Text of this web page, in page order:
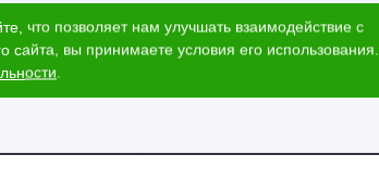
что позволяет нам улучшать взаимодействие с
вы принимаете условия его использования.
.